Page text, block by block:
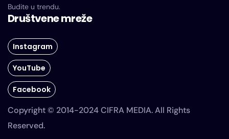
Budite u trendu.
Društvene mreže
Instagram
YouTube
Facebook
Copyright © 2014-2024 CIFRA MEDIA. All Rights
Reserved.